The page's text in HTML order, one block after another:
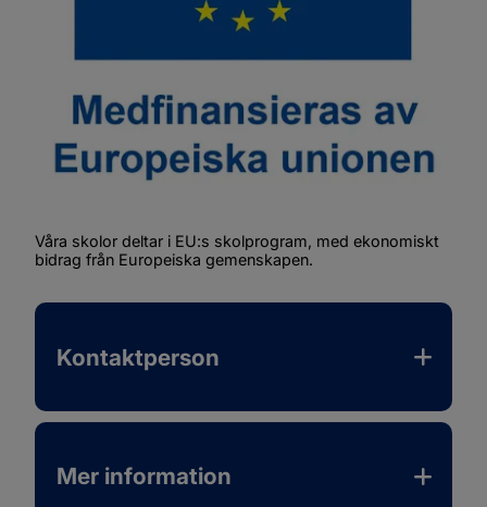
Våra skolor deltar i EU:s skolprogram, med ekonomiskt
bidrag från Europeiska gemenskapen.
Kontaktperson
Mer information